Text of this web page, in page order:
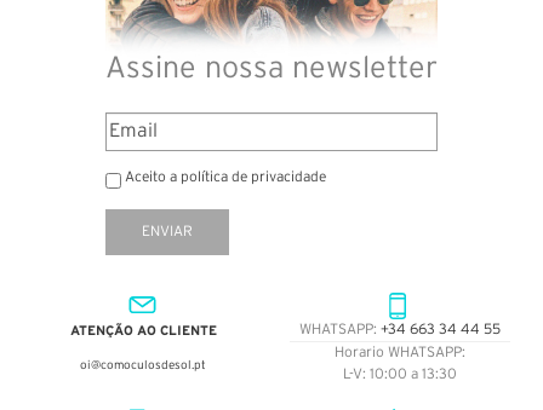
Assine nossa newsletter
Aceito a política de privacidade
ENVIAR
ATENÇÃO AO CLIENTE
oi@comoculosdesol.pt
WHATSAPP: +34 663 34 44 55
Horario WHATSAPP:
L-V: 10:00 a 13:30